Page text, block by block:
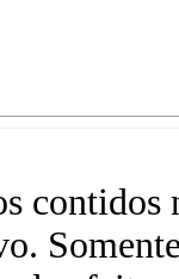
contidos